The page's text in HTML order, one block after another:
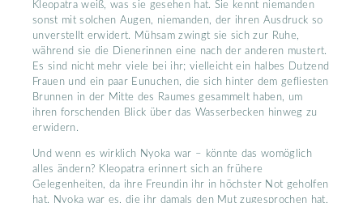
Kleopatra weiß, was sie gesehen hat. Sie kennt niemanden
sonst mit solchen Augen, niemanden, der ihren Ausdruck so
unverstellt erwidert. Mühsam zwingt sie sich zur Ruhe,
während sie die Dienerinnen eine nach der anderen mustert.
Es sind nicht mehr viele bei ihr; vielleicht ein halbes Dutzend
Frauen und ein paar Eunuchen, die sich hinter dem gefliesten
Brunnen in der Mitte des Raumes gesammelt haben, um
ihren forschenden Blick über das Wasserbecken hinweg zu
erwidern.
Und wenn es wirklich Nyoka war – könnte das womöglich
alles ändern? Kleopatra erinnert sich an frühere
Gelegenheiten, da ihre Freundin ihr in höchster Not geholfen
hat. Nyoka war es, die ihr damals den Mut zugesprochen hat,